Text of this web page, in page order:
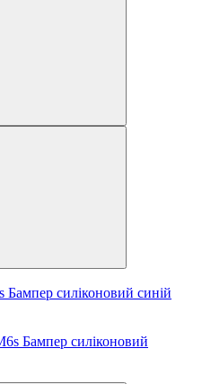
силіконовий синій